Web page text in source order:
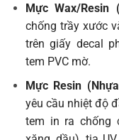
Mực Wax/Resin
chống trầy xước
trên giấy decal
tem PVC mờ.
Mực Resin
yêu cầu nhiệt độ
tem in ra chống